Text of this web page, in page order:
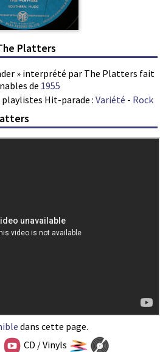
Platters
» interprété par The Platters fait
de 1955
Hit-parade :Variété - Rock
dans cette page.
CD / Vinyls